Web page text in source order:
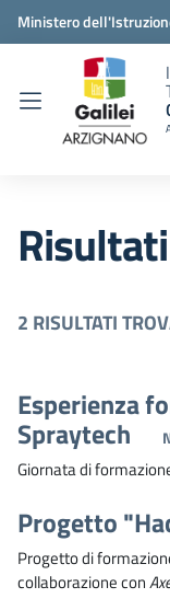
Ministero
2 RISULTATI
Esperienza
Spraytech
Giornata di
Progetto
Progetto di
collaborazione con